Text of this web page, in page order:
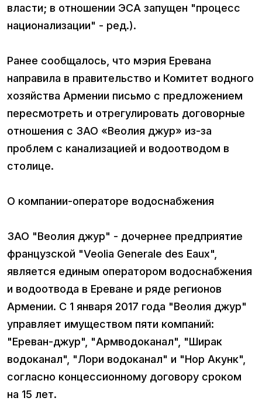
власти; в отношении ЭСА запущен "процесс
национализации" - ред.).
Ранее сообщалось, что мэрия Еревана
направила в правительство и Комитет водного
хозяйства Армении письмо с предложением
пересмотреть и отрегулировать договорные
отношения с ЗАО «Веолия джур» из-за
проблем с канализацией и водоотводом в
столице.
О компании-операторе водоснабжения
ЗАО "Веолия джур" - дочернее предприятие
французской "Veolia Generale des Eaux",
является единым оператором водоснабжения
и водоотвода в Ереване и ряде регионов
Армении. С 1 января 2017 года "Веолия джур"
управляет имуществом пяти компаний:
"Ереван-джур", "Армводоканал", "Ширак
водоканал", "Лори водоканал" и "Нор Акунк",
согласно концессионному договору сроком
на 15 лет.